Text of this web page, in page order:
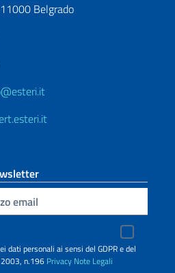
Belgrado
dati personali ai sensi del GDPR e del
n.196 Privacy Note Legali